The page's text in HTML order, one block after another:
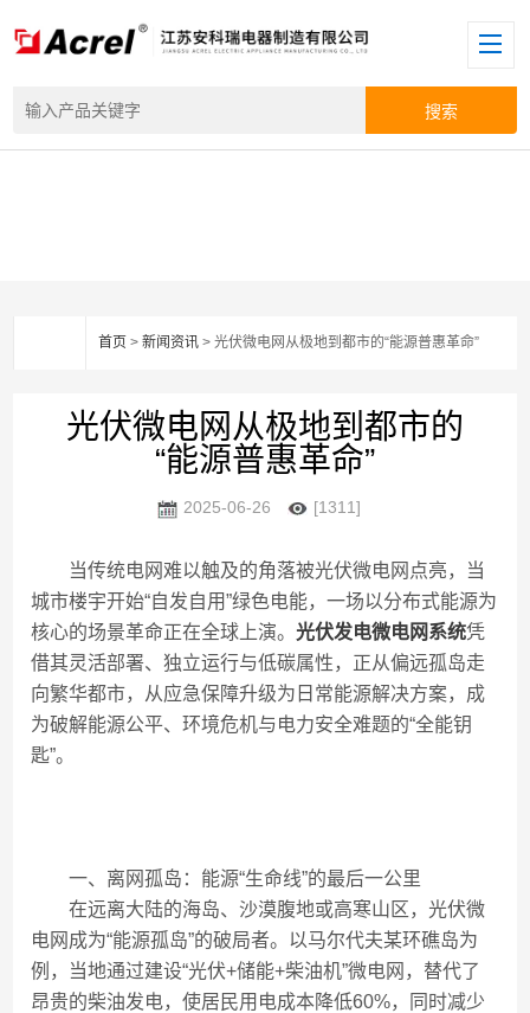
首页 >新闻资讯 > 光伏微电网从极地到都市的“能源普惠革命”
光伏微电网从极地到都市的
“能源普惠革命”
2025-06-26 [1311]
当传统电网难以触及的角落被光伏微电网点亮，当
城市楼宇开始“自发自用”绿色电能，一场以分布式能源为
核心的场景革命正在全球上演。光伏发电微电网系统凭
借其灵活部署、独立运行与低碳属性，正从偏远孤岛走
向繁华都市，从应急保障升级为日常能源解决方案，成
为破解能源公平、环境危机与电力安全难题的“全能钥
匙”。
一、离网孤岛：能源“生命线”的最后一公里
在远离大陆的海岛、沙漠腹地或高寒山区，光伏微
电网成为“能源孤岛”的破局者。以马尔代夫某环礁岛为
例，当地通过建设“光伏+储能+柴油机”微电网，替代了
昂贵的柴油发电，使居民用电成本降低60%，同时减少